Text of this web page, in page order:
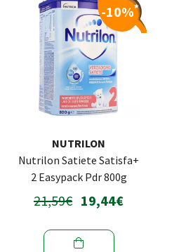
-10%*
NUTRILON
Nutrilon Satiete Satisfa+
2 Easypack Pdr 800g
21,59€ 19,44€